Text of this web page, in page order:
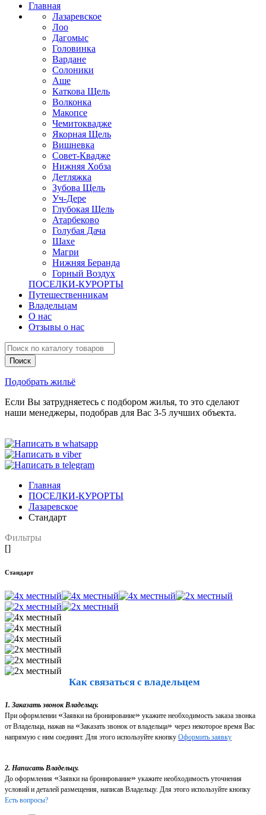
Главная
Лазаревское
Лоо
Дагомыс
Головинка
Вардане
Солоники
Аше
Каткова Щель
Волконка
Макопсе
Чемитоквадже
Якорная Щель
Вишневка
Совет-Квадже
Нижняя Хобза
Детляжка
Зубова Щель
Уч-Дере
Глубокая Щель
Атарбеково
Голубая Дача
Шахе
Магри
Нижняя Беранда
Горный Воздух
ПОСЕЛКИ-КУРОРТЫ
Путешественникам
Владельцам
О нас
Отзывы о нас
Подобрать жильё
Если Вы затрудняетесь с подбором жилья, то это сделают
наши менеджеры, подобрав для Вас 3-5 лучших объекта.
Главная
ПОСЕЛКИ-КУРОРТЫ
Лазаревское
Стандарт
Фильтры
[]
Стандарт
Как связаться с владельцем
1. Заказать звонок Владельцу.
При оформлении «Заявки на бронирование» укажите необходимость заказа звонка
от Владельца, нажав на «Заказать звонок от владельца» через некоторое время Вас
напрямую с ним соединят. Для этого используйте кнопку Оформить заявку
2. Написать Владельцу.
До оформления «Заявки на бронирование» укажите необходимость уточнения
условий и деталей размещения, написав Владельцу. Для этого используйте кнопку
Есть вопросы?